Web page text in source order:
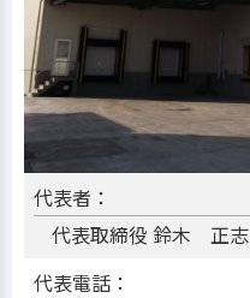
代表者：
代表取締役 鈴木 正志
代表電話：